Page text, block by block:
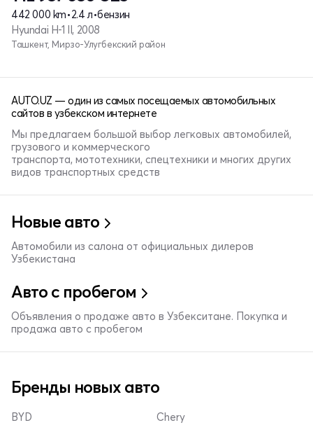
442 000 km•2.4 л•бензин
Hyundai H-1 II, 2008
Ташкент, Мирзо-Улугбекский район
AUTO.UZ — один из самых посещаемых автомобильных
сайтов в узбекском интернете
Мы предлагаем большой выбор легковых автомобилей,
грузового и коммерческого
транспорта, мототехники, спецтехники и многих других
видов транспортных средств
Новые авто
Автомобили из салона от официальных дилеров
Узбекистана
Авто с пробегом
Объявления о продаже авто в Узбекситане. Покупка и
продажа авто с пробегом
Бренды новых авто
BYD Chery